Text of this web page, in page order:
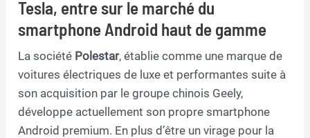
Tesla, entre sur le marché du
smartphone Android haut de gamme
La société Polestar, établie comme une marque de
voitures électriques de luxe et performantes suite à
son acquisition par le groupe chinois Geely,
développe actuellement son propre smartphone
Android premium. En plus d’être un virage pour la